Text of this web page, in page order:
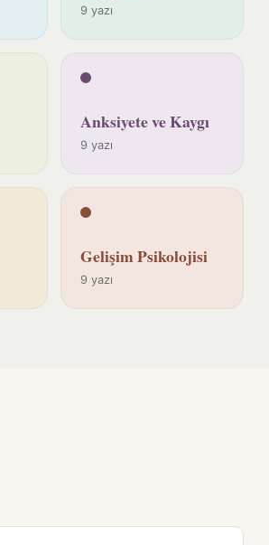
9 yazı
Anksiyete ve Kaygı
9 yazı
Gelişim Psikolojisi
9 yazı